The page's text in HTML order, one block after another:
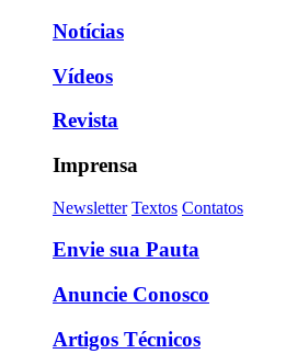
Notícias
Vídeos
Revista
Imprensa
Newsletter Textos Contatos
Envie sua Pauta
Anuncie Conosco
Artigos Técnicos